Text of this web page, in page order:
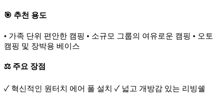
🎯 추천 용도
• 가족 단위 편안한 캠핑 • 소규모 그룹의 여유로운 캠핑 • 오토
캠핑 및 장박용 베이스
⚖️ 주요 장점
✓ 혁신적인 원터치 에어 폴 설치 ✓ 넓고 개방감 있는 리빙쉘